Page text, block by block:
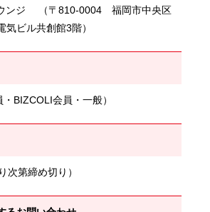
ンジ （〒810-0004 福岡市中央区
ビル共創館3階）
BIZCOLI会員・一般）
次第締め切り）